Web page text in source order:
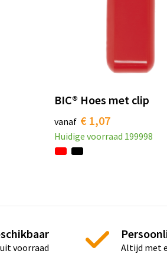
BIC® Hoes met clip
vanaf € 1,07
Huidige voorraad 199998
voorraad Altijd met